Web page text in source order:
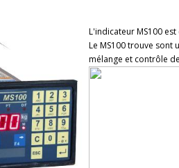
L'indicateur MS100
Le MS100 trouve
mélange et contrôle